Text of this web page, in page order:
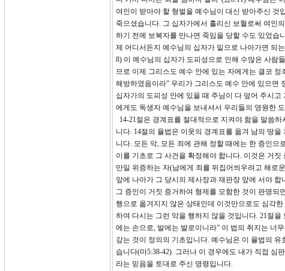
여인이 받아야 할 형벌을 예수님이 대신 받아주신 것
죽으셨습니다. 그 십자가에서 흘리신 보혈로써 여인
하기 전에 보복자를 만나면 죽임을 당할 수도 있었습
제 어디서든지 예수님의 십자가 밑으로 나아가면 되
8) 이 예수님의 십자가 도피성으로 인해 수많은 사람
므로 이제 그리스도 예수 안에 있는 자에게는 결코
해방하였음이라” 우리가 그리스도 예수 안에 있으면
십자가의 도피성 안에 있을 때 주님이 다 덮어 주시
에게도 독생자 예수님을 보내셔서 우리들의 영원한
14-21절은 경계표를 절대적으로 지켜야 함을 말씀
니다. 14절의 율법은 이웃의 경계표를 옮겨 남의 땅
니다. 모든 악, 모든 죄에 관해 정할 때에는 한 증인으
이를 기초로 그 사건을 확정해야 합니다. 이것은 거
만일 위증하는 자(남에게 죄를 뒤집어씌우려고 해로
앞에 나아가 그 당시의 제사장과 재판장 앞에 서야
그 증인이 거짓 증거하여 형제를 모함한 것이 판명되
행으로 옮겨지지 않은 상태인데 이것만으로도 심각
하여 다시는 그런 악을 행하지 않을 것입니다. 21절
에는 손으로, 발에는 발로이니라” 이 법의 취지는 너
갚는 것이 정의의 기초입니다. 예수님은 이 율법의
습니다(마5:38-42). 그러나 이 경우에도 내가 직접 심
라는 믿음을 토대로 주신 명령입니다.